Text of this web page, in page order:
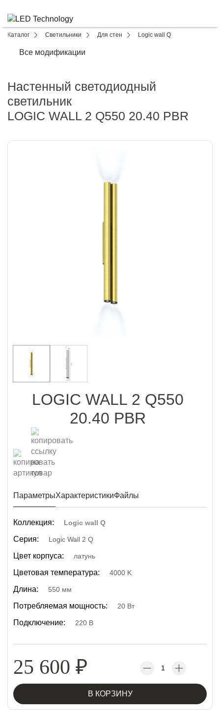
Каталог Светильники Для стен Logic wall Q
Все модификации
Настенный светодиодный
светильник
LOGIC WALL 2 Q550 20.40 PBR
LOGIC WALL 2 Q550
20.40 PBR
ПараметрыХарактеристикиФайлы
Коллекция: Logic wall Q
Серия: Logic Wall 2 Q
Цвет корпуса: латунь
Цветовая температура: 4000 K
Длина: 550 мм
Потребляемая мощность: 20 Вт
Подключение: 220 В
25 600 ₽
В КОРЗИНУ